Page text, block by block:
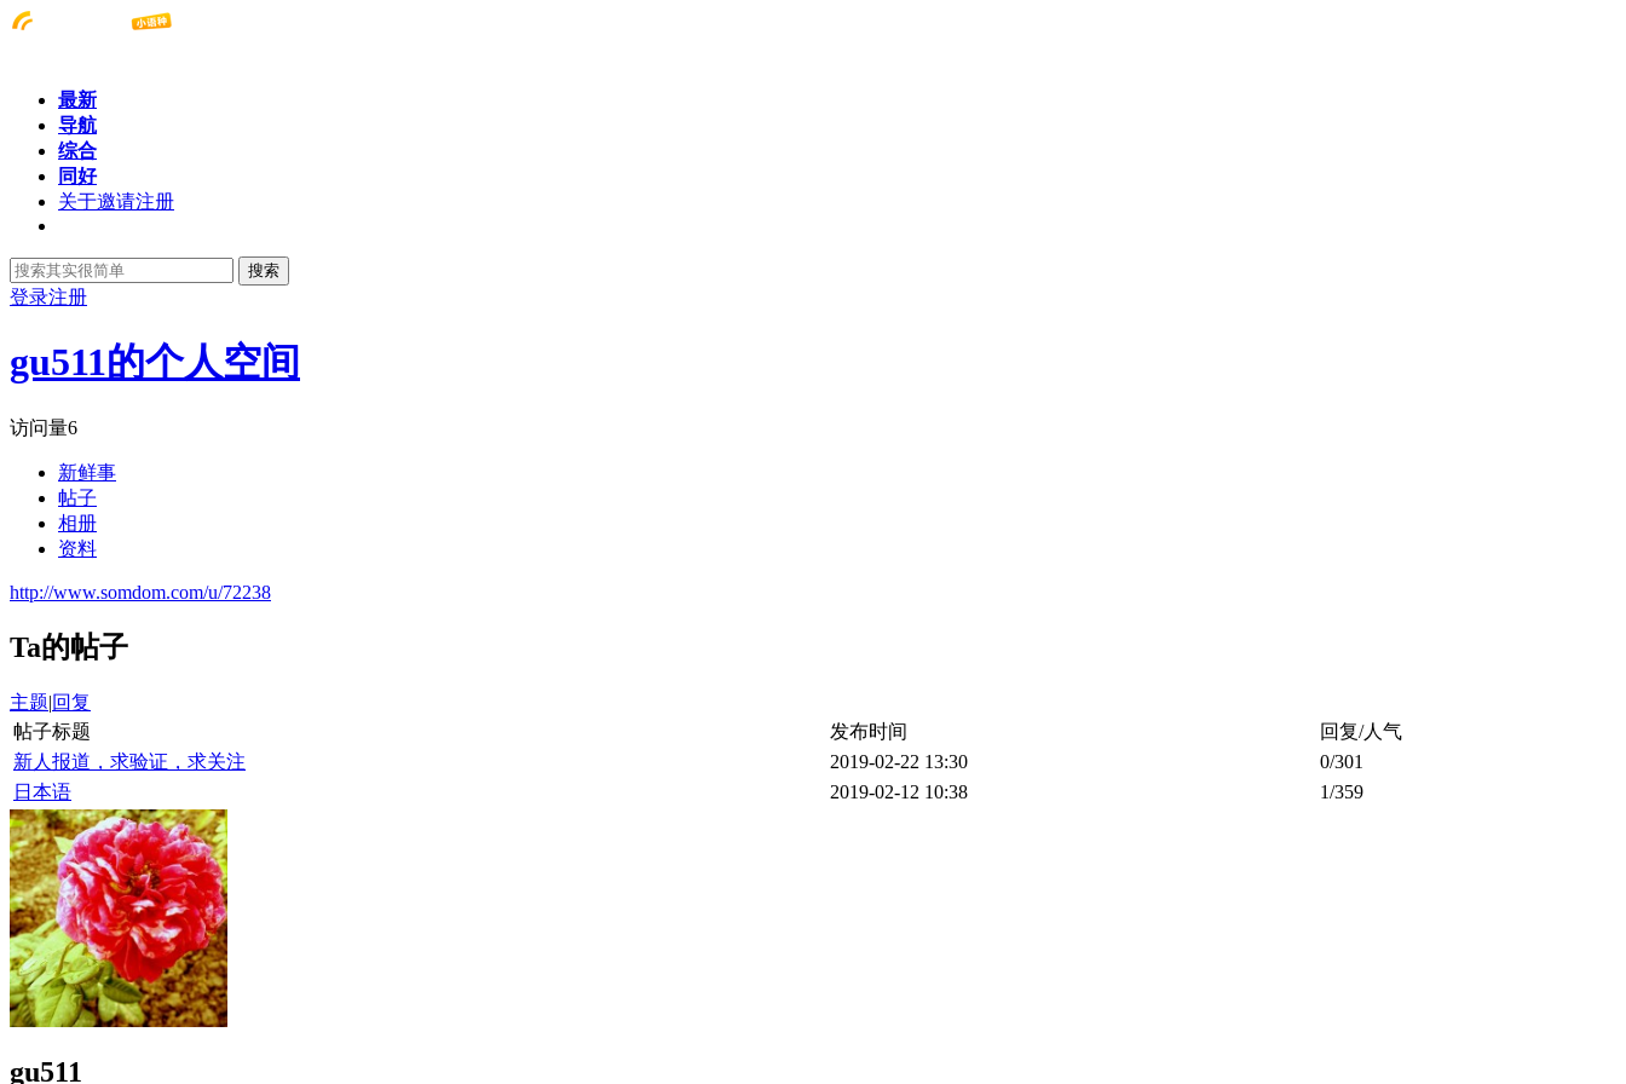
最新
导航
综合
同好
关于邀请注册
搜索
登录注册
gu511的个人空间
访问量6
新鲜事
帖子
相册
资料
http://www.somdom.com/u/72238
Ta的帖子
主题|回复
帖子标题
发布时间
回复/人气
新人报道，求验证，求关注
2019-02-22 13:30 0/301
日本语
2019-02-12 10:38 1/359
gu511